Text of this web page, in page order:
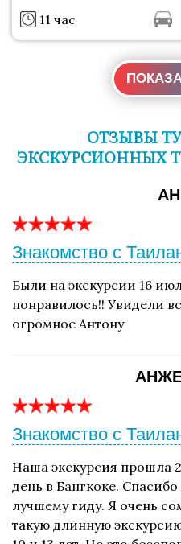
11 час
ОТЗЫВЫ
ЭКСКУРСИОННЫХ
Знакомство с
Были на экскурсии 16
понравилось!! Увидели
огромное Антону
Знакомство с
Наша экскурсия прошла
день в Бангкоке.
лучшему гиду. Я очень
такую длинную